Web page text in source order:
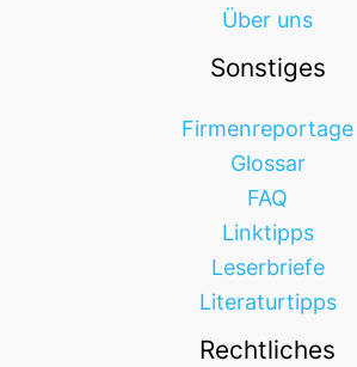
Über uns
Sonstiges
Firmenreportage
Glossar
FAQ
Linktipps
Leserbriefe
Literaturtipps
Rechtliches